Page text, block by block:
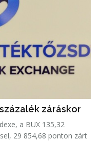
százalék záráskor
a BUX 135,32
29 854,68 ponton zárt